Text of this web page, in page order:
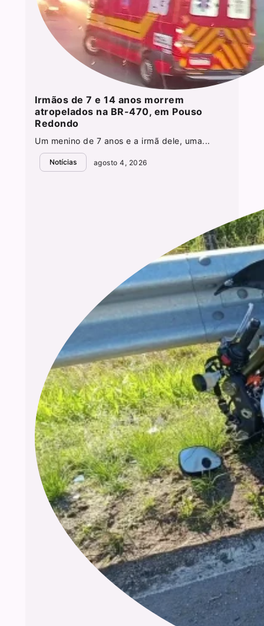
Irmãos de 7 e 14 anos morrem
atropelados na BR-470, em Pouso
Redondo
Um menino de 7 anos e a irmã dele, uma...
Notícias agosto 4, 2026